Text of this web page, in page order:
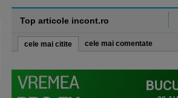
Top articole incont.ro
cele mai citite cele mai comentate